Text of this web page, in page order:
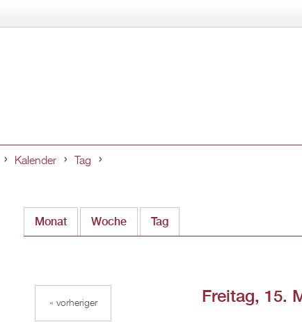
Kalender Tag
Monat Woche Tag(aktiver Reiter)
Freitag, 15.
« vorheriger